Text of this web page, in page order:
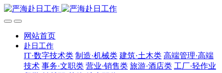
网站首页
赴日工作
IT·数字技术类 制造·机械类 建筑·土木类 高端管理·高端
技术 事务·文职类 营业·销售类 旅游·酒店类 工厂·轻作业